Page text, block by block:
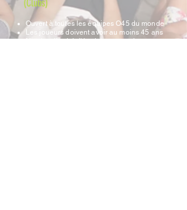
Ouvert à toutes les équipes O45 du monde
Les joueurs doivent avoir au moins 45 ans
Nombre illimité d'équipes acceptées
(Clubs)